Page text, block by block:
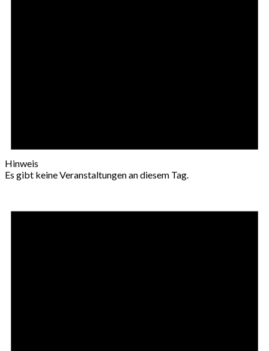
Hinweis
Es gibt keine Veranstaltungen an diesem Tag.